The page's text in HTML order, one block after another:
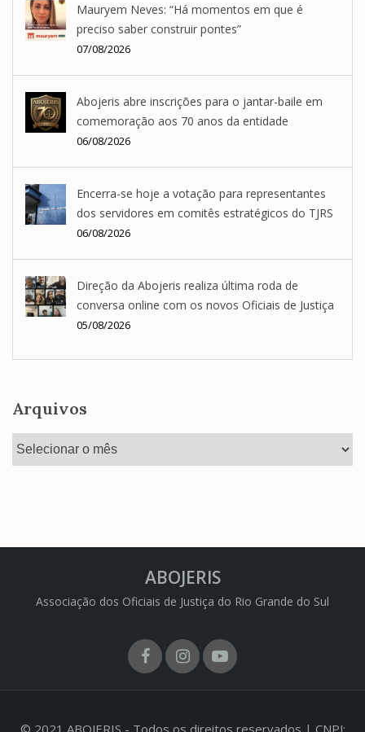
Mauryem Neves: “Há momentos em que é
preciso saber construir pontes”
07/08/2026
Abojeris abre inscrições para o jantar-baile em
comemoração aos 70 anos da entidade
06/08/2026
Encerra-se hoje a votação para representantes
dos servidores em comitês estratégicos do TJRS
06/08/2026
Direção da Abojeris realiza última roda de
conversa online com os novos Oficiais de Justiça
05/08/2026
Arquivos
Arquivos
ABOJERIS
Associação dos Oficiais de Justiça do Rio Grande do Sul
FacebookInstagram
Youtube
© 2021 ABOJERIS - Todos os direitos reservados | CNPJ: